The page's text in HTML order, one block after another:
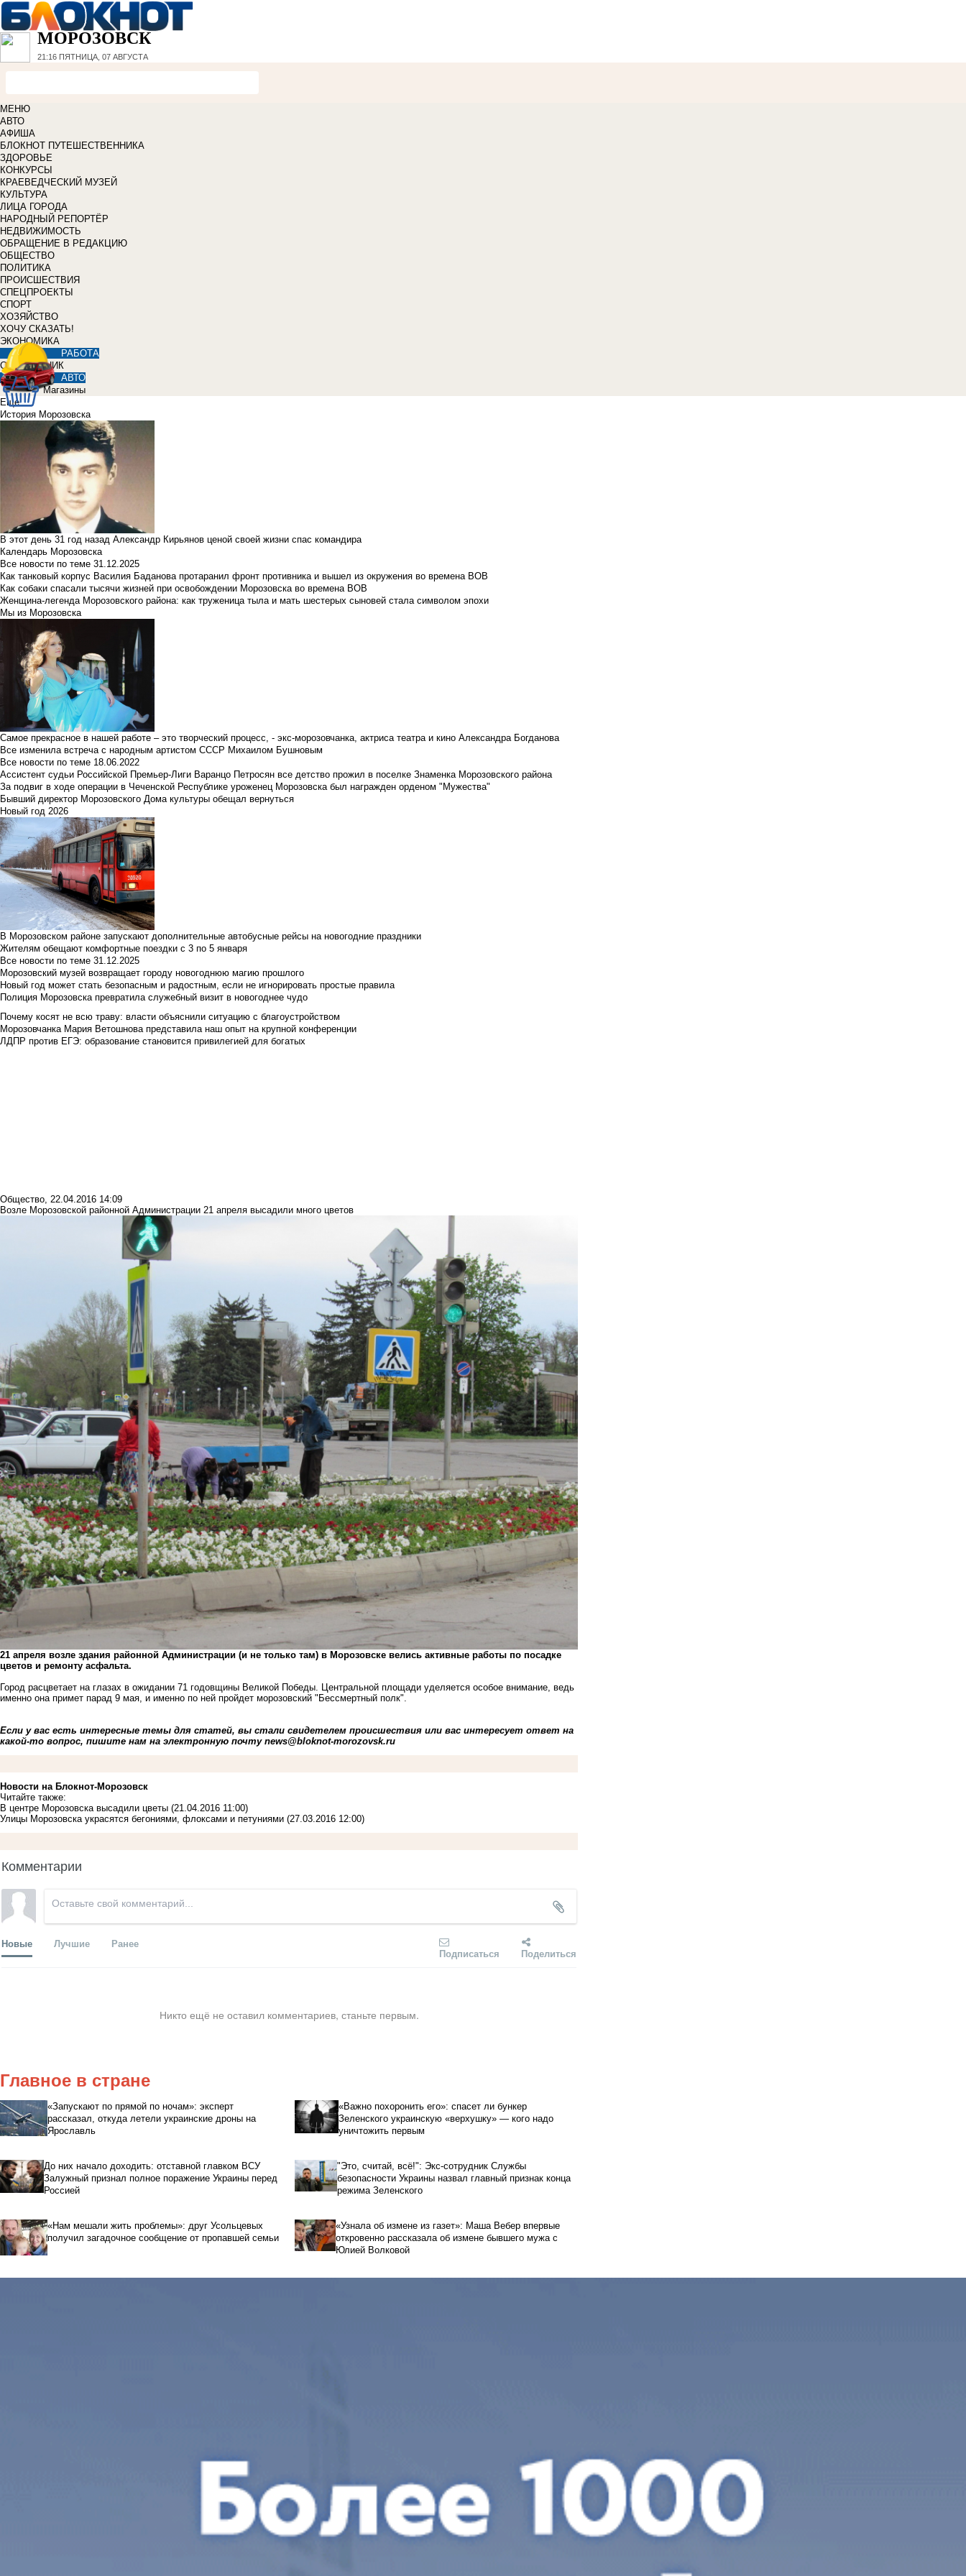
МОРОЗОВСК
21:16 ПЯТНИЦА, 07 АВГУСТА
МЕНЮ
АВТО
АФИША
БЛОКНОТ ПУТЕШЕСТВЕННИКА
ЗДОРОВЬЕ
КОНКУРСЫ
КРАЕВЕДЧЕСКИЙ МУЗЕЙ
КУЛЬТУРА
ЛИЦА ГОРОДА
НАРОДНЫЙ РЕПОРТЁР
НЕДВИЖИМОСТЬ
ОБРАЩЕНИЕ В РЕДАКЦИЮ
ОБЩЕСТВО
ПОЛИТИКА
ПРОИСШЕСТВИЯ
СПЕЦПРОЕКТЫ
СПОРТ
ХОЗЯЙСТВО
ХОЧУ СКАЗАТЬ!
ЭКОНОМИКА
РАБОТА
СПРАВОЧНИК
АВТО
Магазины
Еще
История Морозовска
В этот день 31 год назад Александр Кирьянов ценой своей жизни спас командира
Календарь Морозовска
Все новости по теме 31.12.2025
Как танковый корпус Василия Баданова протаранил фронт противника и вышел из окружения во времена ВОВ
Как собаки спасали тысячи жизней при освобождении Морозовска во времена ВОВ
Женщина-легенда Морозовского района: как труженица тыла и мать шестерых сыновей стала символом эпохи
Мы из Морозовска
Самое прекрасное в нашей работе – это творческий процесс, - экс-морозовчанка, актриса театра и кино Александра Богданова
Все изменила встреча с народным артистом СССР Михаилом Бушновым
Все новости по теме 18.06.2022
Ассистент судьи Российской Премьер-Лиги Варанцо Петросян все детство прожил в поселке Знаменка Морозовского района
За подвиг в ходе операции в Чеченской Республике уроженец Морозовска был награжден орденом "Мужества"
Бывший директор Морозовского Дома культуры обещал вернуться
Новый год 2026
В Морозовском районе запускают дополнительные автобусные рейсы на новогодние праздники
Жителям обещают комфортные поездки с 3 по 5 января
Все новости по теме 31.12.2025
Морозовский музей возвращает городу новогоднюю магию прошлого
Новый год может стать безопасным и радостным, если не игнорировать простые правила
Полиция Морозовска превратила служебный визит в новогоднее чудо
Почему косят не всю траву: власти объяснили ситуацию с благоустройством
Морозовчанка Мария Ветошнова представила наш опыт на крупной конференции
ЛДПР против ЕГЭ: образование становится привилегией для богатых
Общество, 22.04.2016 14:09
Возле Морозовской районной Администрации 21 апреля высадили много цветов
21 апреля возле здания районной Администрации (и не только там) в Морозовске велись активные работы по посадке
цветов и ремонту асфальта.
Город расцветает на глазах в ожидании 71 годовщины Великой Победы. Центральной площади уделяется особое внимание, ведь
именно она примет парад 9 мая, и именно по ней пройдет морозовский "Бессмертный полк"
Если у вас есть интересные темы для статей, вы стали свидетелем происшествия или вас интересует ответ на
какой-то вопрос, пишите нам на электронную почту news@bloknot-morozovsk.ru
Новости на Блoкнoт-Морозовск
Читайте также:
В центре Морозовска высадили цветы (21.04.2016 11:00)
Улицы Морозовска украсятся бегониями, флоксами и петуниями (27.03.2016 12:00)
Комментарии
Новые Лучшие Ранее
Подписаться Поделиться
Никто ещё не оставил комментариев, станьте первым.
Главное в стране
«Запускают по прямой по ночам»: эксперт
рассказал, откуда летели украинские дроны на
Ярославль
«Важно похоронить его»: спасет ли бункер
Зеленского украинскую «верхушку» — кого надо
уничтожить первым
До них начало доходить: отставной главком ВСУ
Залужный признал полное поражение Украины перед
Россией
"Это, считай, всё!": Экс-сотрудник Службы
безопасности Украины назвал главный признак конца
режима Зеленского
«Нам мешали жить проблемы»: друг Усольцевых
получил загадочное сообщение от пропавшей семьи
«Узнала об измене из газет»: Маша Вебер впервые
откровенно рассказала об измене бывшего мужа с
Юлией Волковой